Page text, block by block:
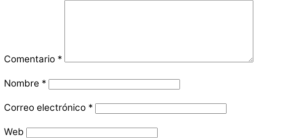
Comentario *
Nombre *
Correo electrónico *
Web